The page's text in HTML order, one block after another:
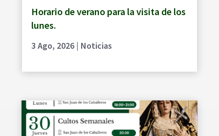
Horario de verano para la visita de los
lunes.
3 Ago, 2026| Noticias